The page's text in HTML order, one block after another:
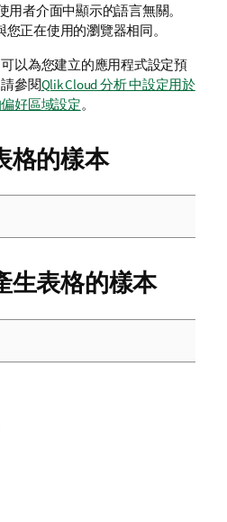
用者介面中顯示的語言無關。
正在使用的瀏覽器相同。
以為您建立的應用程式設定預
參閱Qlik Cloud 分析 中設定用於
好區域設定。
格的樣本
生表格的樣本